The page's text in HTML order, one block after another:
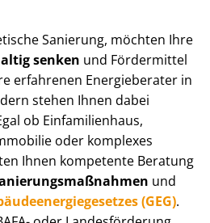
Sanierung, möchten Ihre
senken und Fördermittel
erfahrenen Energieberater in
stehen Ihnen dabei
ob Einfamilienhaus,
oder komplexes
Ihnen kompetente Beratung
und
(GEG).